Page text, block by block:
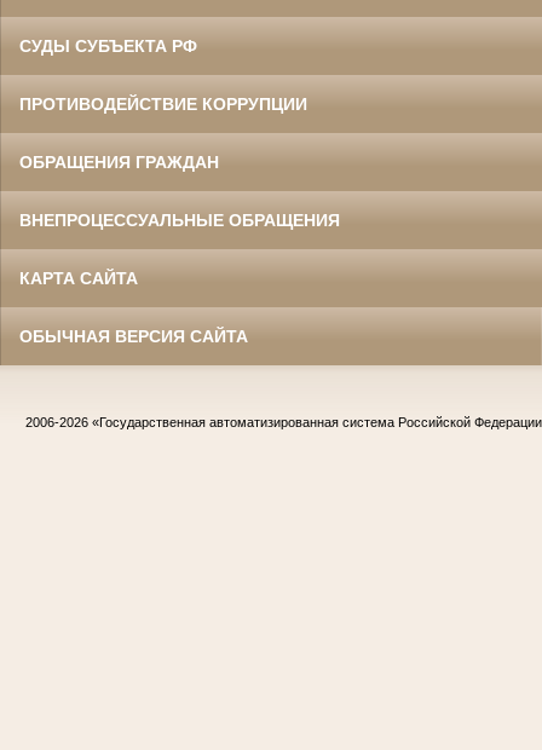
СУДЫ СУБЪЕКТА РФ
ПРОТИВОДЕЙСТВИЕ КОРРУПЦИИ
ОБРАЩЕНИЯ ГРАЖДАН
ВНЕПРОЦЕССУАЛЬНЫЕ ОБРАЩЕНИЯ
КАРТА САЙТА
ОБЫЧНАЯ ВЕРСИЯ САЙТА
2006-2026 «Государственная автоматизированная система Российской